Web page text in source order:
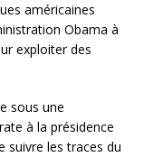
américaines
Obama à
exploiter des
sous une
à la présidence
suivre les traces du